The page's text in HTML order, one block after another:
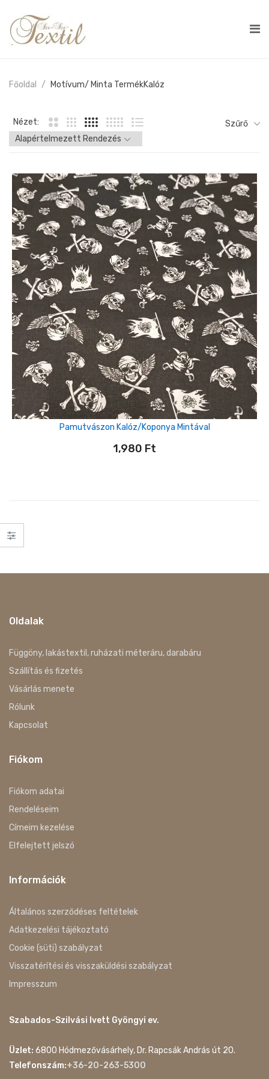
Főoldal Motívum/ Minta TermékKalóz
Nézet: Szűrő
Pamutvászon Kalóz/koponya Mintával
1,980 Ft
Oldalak
Függöny, lakástextil, ruházati méteráru, darabáru
Szállítás és fizetés
Vásárlás menete
Rólunk
Kapcsolat
Fiókom
Fiókom adatai
Rendeléseim
Címeim kezelése
Elfelejtett jelszó
Információk
Általános szerződéses feltételek
Adatkezelési tájékoztató
Cookie (süti) szabályzat
Visszatérítési és visszaküldési szabályzat
Impresszum
Szabados-Szilvási Ivett Gyöngyi ev.
Üzlet: 6800 Hódmezővásárhely, Dr. Rapcsák András út 20.
Telefonszám:+36-20-263-5300